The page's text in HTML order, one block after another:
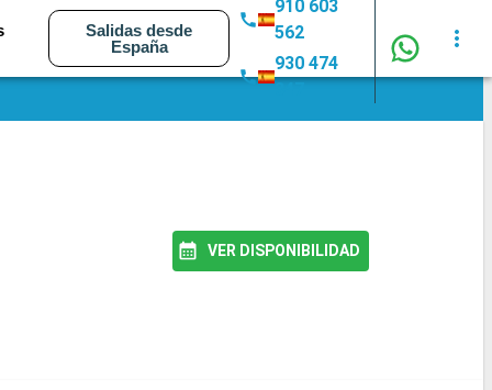
Salidas desde
España
910 603
562
930 474
VER DISPONIBILIDAD